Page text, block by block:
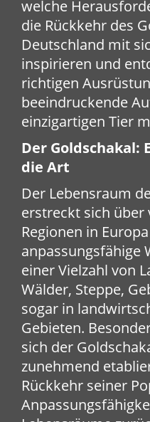
welche
die Rückkehr des
Deutschland mit
inspirieren und
richtigen
beeindruckende
einzigartigen Tier
Der Goldschakal:
die Art
Der Lebensraum
erstreckt sich über
Regionen in
anpassungsfähige
einer Vielzahl von
Wälder, Steppe,
sogar in
Gebieten.
sich der
zunehmend
Rückkehr seiner